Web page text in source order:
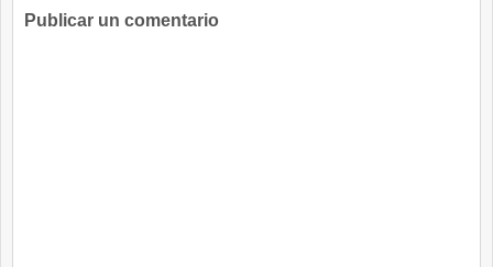
Publicar un comentario